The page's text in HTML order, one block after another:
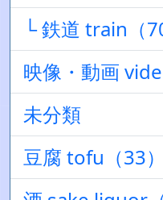
└ 鉄道 train（
映像・動画
未分類
豆腐 tofu（33）